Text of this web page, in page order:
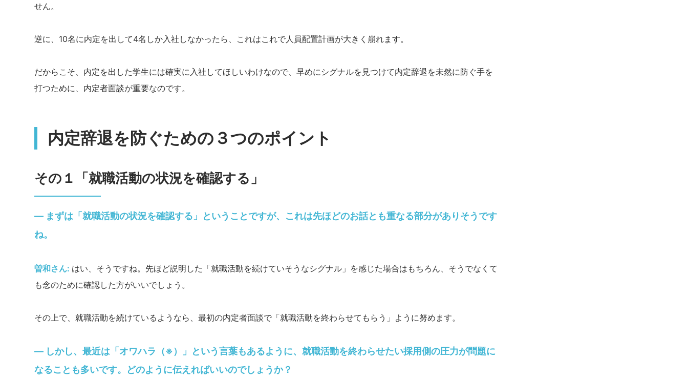
せん。
逆に、10名に内定を出して4名しか入社しなかったら、これはこれで人員配置計画が大きく崩れます。
だからこそ、内定を出した学生には確実に入社してほしいわけなので、早めにシグナルを見つけて内定辞退を未然に防ぐ手を
打つために、内定者面談が重要なのです。
内定辞退を防ぐための３つのポイント
その１「就職活動の状況を確認する」
― まずは「就職活動の状況を確認する」ということですが、これは先ほどのお話とも重なる部分がありそうです
ね。
曽和さん: はい、そうですね。先ほど説明した「就職活動を続けていそうなシグナル」を感じた場合はもちろん、そうでなくて
も念のために確認した方がいいでしょう。
その上で、就職活動を続けているようなら、最初の内定者面談で「就職活動を終わらせてもらう」ように努めます。
― しかし、最近は「オワハラ（※）」という言葉もあるように、就職活動を終わらせたい採用側の圧力が問題に
なることも多いです。どのように伝えればいいのでしょうか？